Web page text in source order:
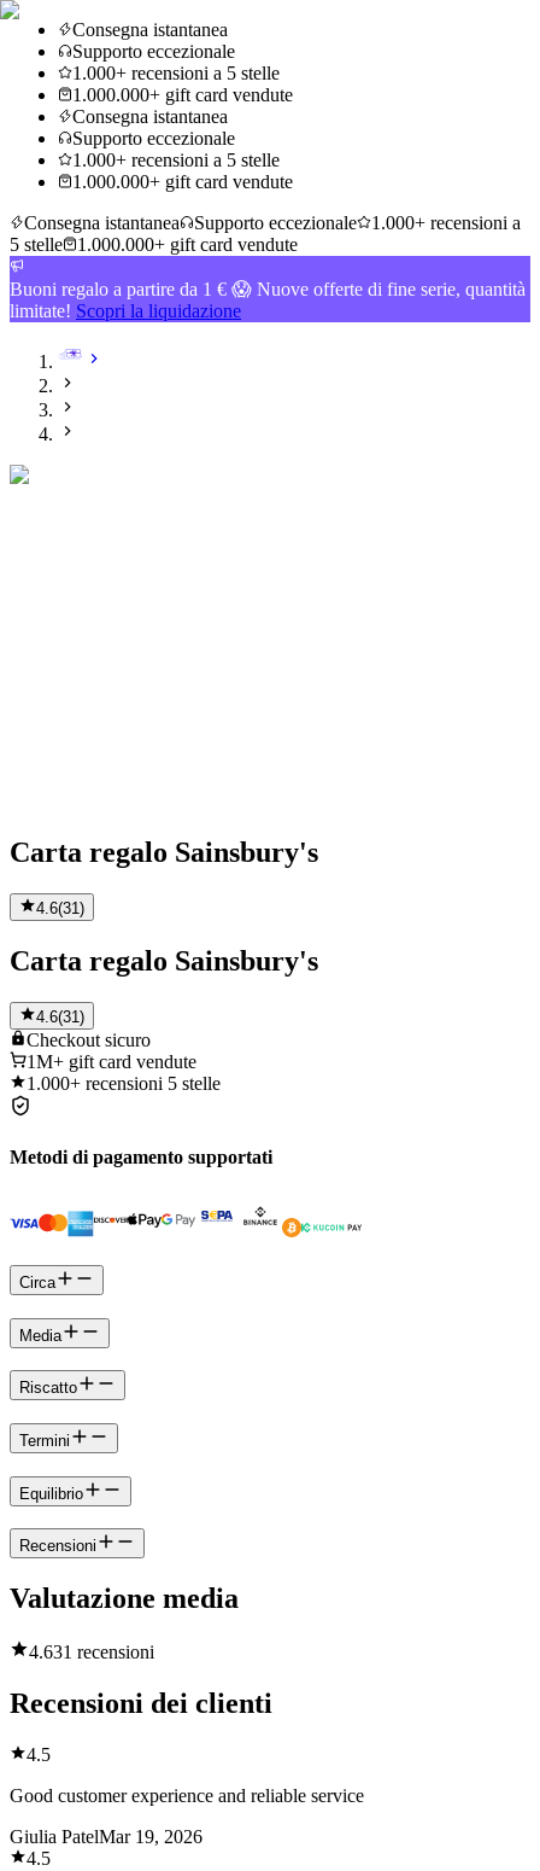
Consegna istantanea
Supporto eccezionale
1.000+ recensioni a 5 stelle
1.000.000+ gift card vendute
Consegna istantanea
Supporto eccezionale
1.000+ recensioni a 5 stelle
1.000.000+ gift card vendute
Consegna istantanea
Supporto eccezionale
1.000+ recensioni a
5 stelle
1.000.000+ gift card vendute
Buoni regalo a partire da 1 € 😱 Nuove offerte di fine serie, quantità
limitate! Scopri la liquidazione
Carta regalo Sainsbury's
4.6(31 )
Carta regalo Sainsbury's
4.6(31)
Checkout sicuro
1M+ gift card vendute
1.000+ recensioni 5 stelle
Metodi di pagamento supportati
Circa
Media
Riscatto
Termini
Equilibrio
Recensioni
Valutazione media
4.631 recensioni
Recensioni dei clienti
4.5
Good customer experience and reliable service
Giulia PatelMar 19, 2026
4.5